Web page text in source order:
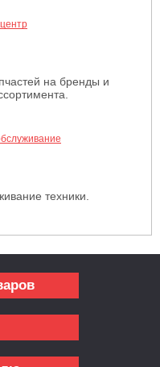
на бренды и
техники.